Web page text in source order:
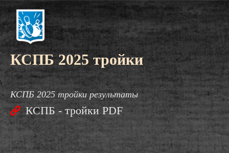
КСПБ 2025 тройки
\
КСПБ 2025 тройки результаты
КСПБ - тройки PDF